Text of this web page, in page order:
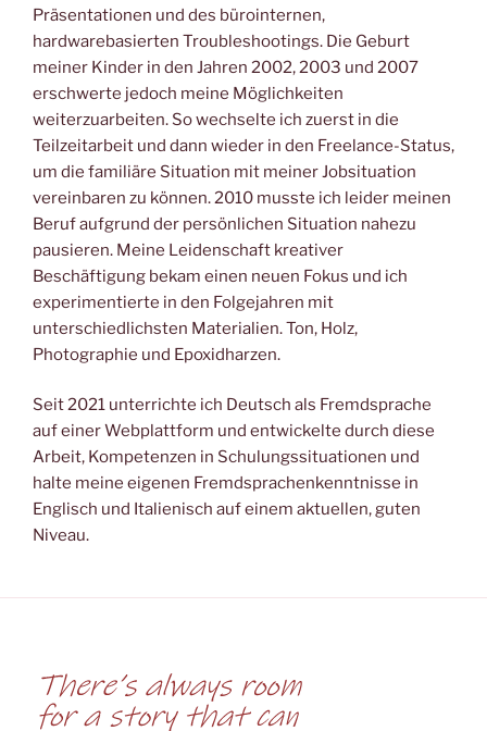
Präsentationen und des bürointernen,
hardwarebasierten Troubleshootings. Die Geburt
meiner Kinder in den Jahren 2002, 2003 und 2007
erschwerte jedoch meine Möglichkeiten
weiterzuarbeiten. So wechselte ich zuerst in die
Teilzeitarbeit und dann wieder in den Freelance-Status,
um die familiäre Situation mit meiner Jobsituation
vereinbaren zu können. 2010 musste ich leider meinen
Beruf aufgrund der persönlichen Situation nahezu
pausieren. Meine Leidenschaft kreativer
Beschäftigung bekam einen neuen Fokus und ich
experimentierte in den Folgejahren mit
unterschiedlichsten Materialien. Ton, Holz,
Photographie und Epoxidharzen.
Seit 2021 unterrichte ich Deutsch als Fremdsprache
auf einer Webplattform und entwickelte durch diese
Arbeit, Kompetenzen in Schulungssituationen und
halte meine eigenen Fremdsprachenkenntnisse in
Englisch und Italienisch auf einem aktuellen, guten
Niveau.